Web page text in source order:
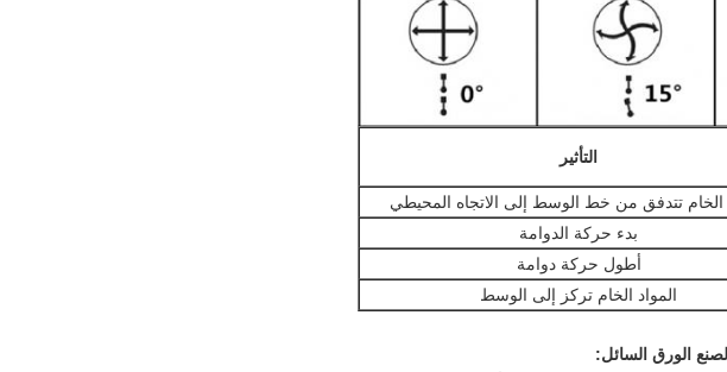
التأثير
الخام تتدفق من خط الوسط إلى الاتجاه المحيطي
بدء حركة الدوامة
أطول حركة دوامة
المواد الخام تركز إلى الوسط
الورق السائل: